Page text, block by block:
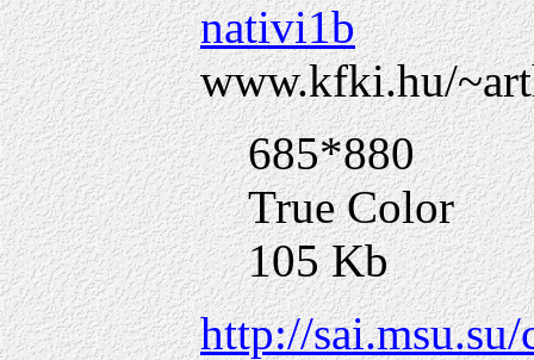
nativi1b
www.kfki.hu/
685*880
True Color
105 Kb
http://